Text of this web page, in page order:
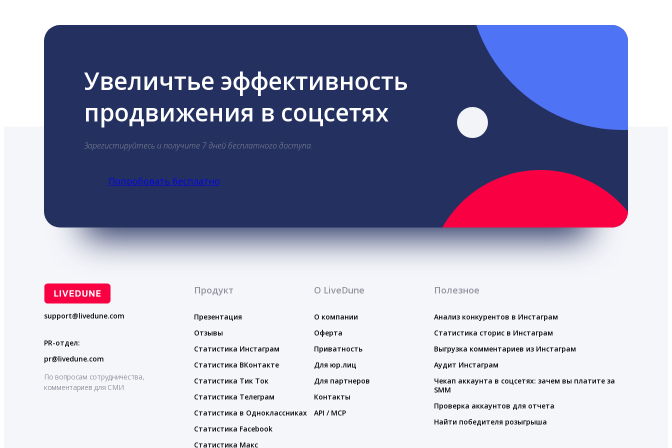
Увеличтье эффективность
продвижения в соцсетях
Зарегистируйтесь и получите 7 дней бесплатного доступа.
Попробовать бесплатно
support@livedune.com
PR-отдел:
pr@livedune.com
По вопросам сотрудничества,
комментариев для СМИ
Продукт
Презентация
Отзывы
Статистика Инстаграм
Статистика ВКонтакте
Статистика Тик Ток
Статистика Телеграм
Статистика в Одноклассниках
Статистика Facebook
Статистика Макс
О LiveDune
О компании
Оферта
Приватность
Для юр.лиц
Для партнеров
Контакты
API / MCP
Полезное
Анализ конкурентов в Инстаграм
Статистика сторис в Инстаграм
Выгрузка комментариев из Инстаграм
Аудит Инстаграм
Чекап аккаунта в соцсетях: зачем вы платите за
SMM
Проверка аккаунтов для отчета
Найти победителя розыгрыша